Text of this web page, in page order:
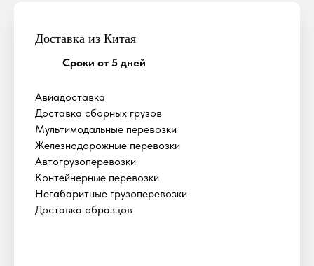
Доставка из Китая
Сроки от 5 дней
Авиадоставка
Доставка сборных грузов
Мультимодальные перевозки
Железнодорожные перевозки
Автогрузоперевозки
Контейнерные перевозки
Негабаритные грузоперевозки
Доставка образцов